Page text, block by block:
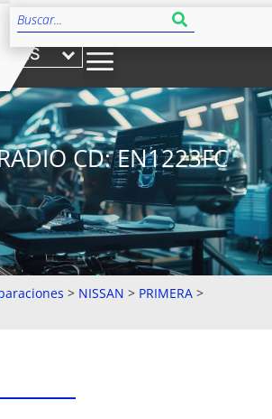
ES
CD: EN1223FC
> NISSAN > PRIMERA >